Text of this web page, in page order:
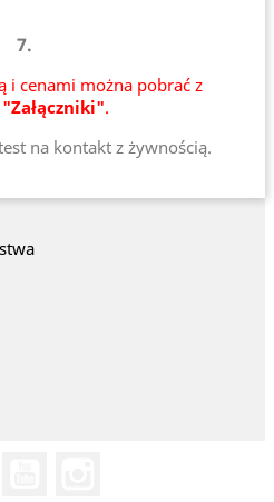
7.
i cenami można pobrać z
"Załączniki".
na kontakt z żywnością.